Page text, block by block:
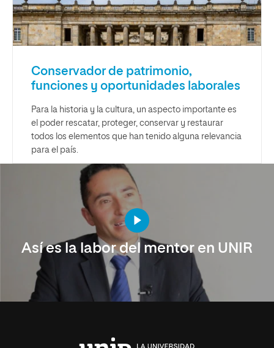
Conservador de patrimonio,
funciones y oportunidades laborales
Para la historia y la cultura, un aspecto importante es
el poder rescatar, proteger, conservar y restaurar
todos los elementos que han tenido alguna relevancia
para el país.
Así es la labor del mentor en UNIR